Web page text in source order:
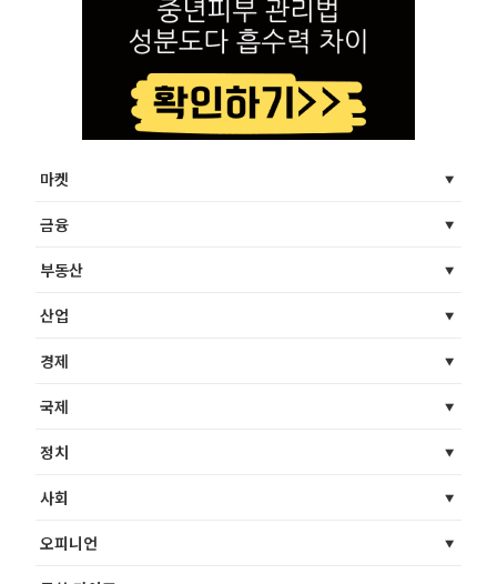
마켓
금융
부동산
산업
경제
국제
정치
사회
오피니언